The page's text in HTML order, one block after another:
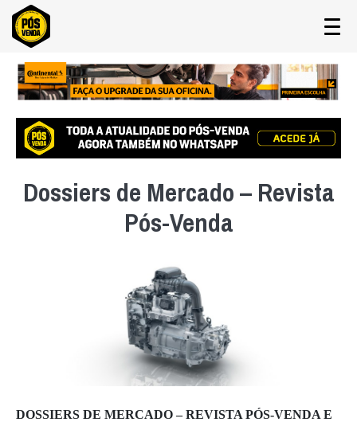
Dossiers de Mercado – Revista
Pós-Venda
DOSSIERS DE MERCADO – REVISTA PÓS-VENDA E